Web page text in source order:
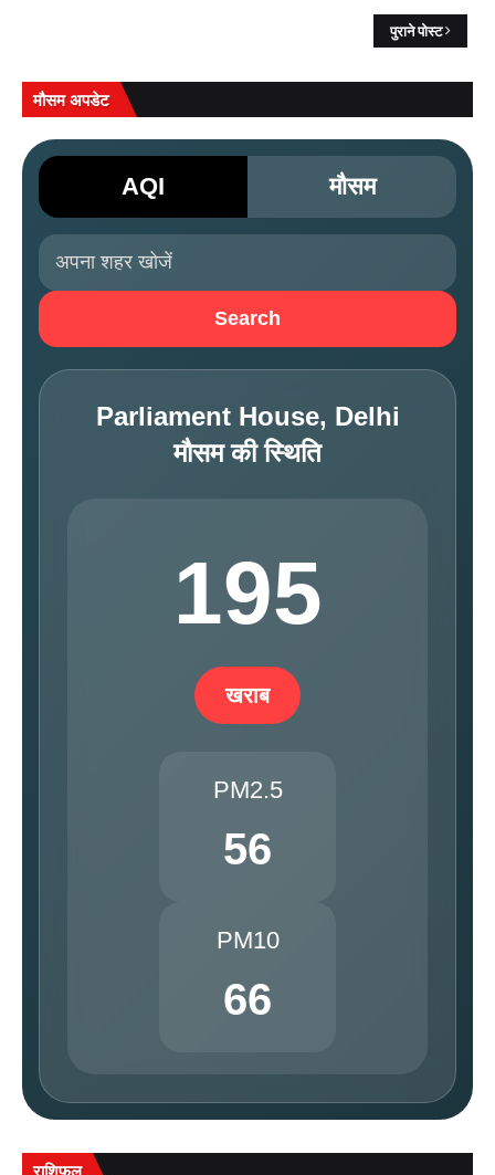
पुराने पोस्ट
मौसम अपडेट
AQI मौसम
Search
Parliament House, Delhi
मौसम की स्थिति
195
खराब
PM2.5
56
PM10
66
राशिफल